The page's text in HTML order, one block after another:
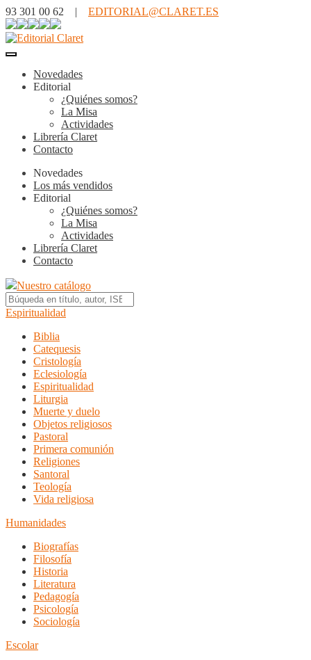
93 301 00 62 | EDITORIAL@CLARET.ES
Novedades
Editorial
¿Quiénes somos?
La Misa
Actividades
Librería Claret
Contacto
Novedades
Los más vendidos
Editorial
¿Quiénes somos?
La Misa
Actividades
Librería Claret
Contacto
Nuestro catálogo
Espiritualidad
Biblia
Catequesis
Cristología
Eclesiología
Espiritualidad
Liturgia
Muerte y duelo
Objetos religiosos
Pastoral
Primera comunión
Religiones
Santoral
Teología
Vida religiosa
Humanidades
Biografías
Filosofía
Historia
Literatura
Pedagogía
Psicología
Sociología
Escolar